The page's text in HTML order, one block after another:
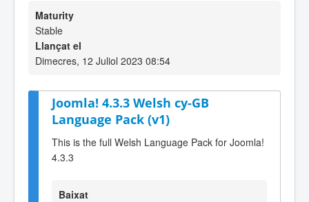
Maturity
Stable
Llançat el
Dimecres, 12 Juliol 2023 08:54
Joomla! 4.3.3 Welsh cy-GB
Language Pack (v1)
This is the full Welsh Language Pack for Joomla!
4.3.3
Baixat